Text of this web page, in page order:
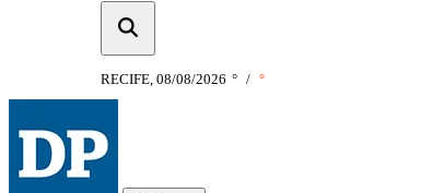
RECIFE, 08/08/2026 ° / °